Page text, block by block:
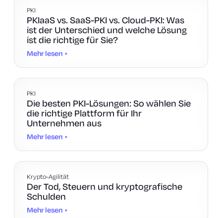
PKI
PKIaaS vs. SaaS-PKI vs. Cloud-PKI: Was
ist der Unterschied und welche Lösung
ist die richtige für Sie?
Mehr lesen
PKI
Die besten PKI-Lösungen: So wählen Sie
die richtige Plattform für Ihr
Unternehmen aus
Mehr lesen
Krypto-Agilität
Der Tod, Steuern und kryptografische
Schulden
Mehr lesen